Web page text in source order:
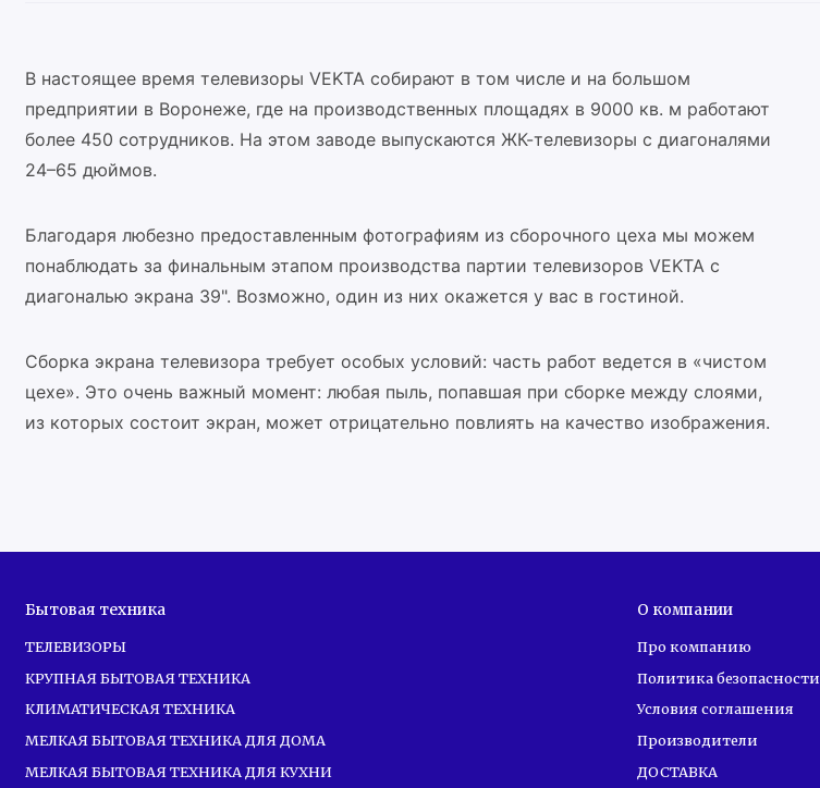
В настоящее время телевизоры VEKTA собирают в том числе и на большом
предприятии в Воронеже, где на производственных площадях в 9000 кв. м работают
более 450 сотрудников. На этом заводе выпускаются ЖК-телевизоры c диагоналями
24–65 дюймов.
Благодаря любезно предоставленным фотографиям из сборочного цеха мы можем
понаблюдать за финальным этапом производства партии телевизоров VEKTA с
диагональю экрана 39". Возможно, один из них окажется у вас в гостиной.
Сборка экрана телевизора требует особых условий: часть работ ведется в «чистом
цехе». Это очень важный момент: любая пыль, попавшая при сборке между слоями,
из которых состоит экран, может отрицательно повлиять на качество изображения.
Бытовая техника
ТЕЛЕВИЗОРЫ
КРУПНАЯ БЫТОВАЯ ТЕХНИКА
КЛИМАТИЧЕСКАЯ ТЕХНИКА
МЕЛКАЯ БЫТОВАЯ ТЕХНИКА ДЛЯ ДОМА
МЕЛКАЯ БЫТОВАЯ ТЕХНИКА ДЛЯ КУХНИ
О компании
Про компанию
Политика безопасности
Условия соглашения
Производители
ДОСТАВКА